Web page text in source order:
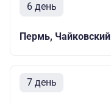
6 день
Пермь, Чайковский
7 день